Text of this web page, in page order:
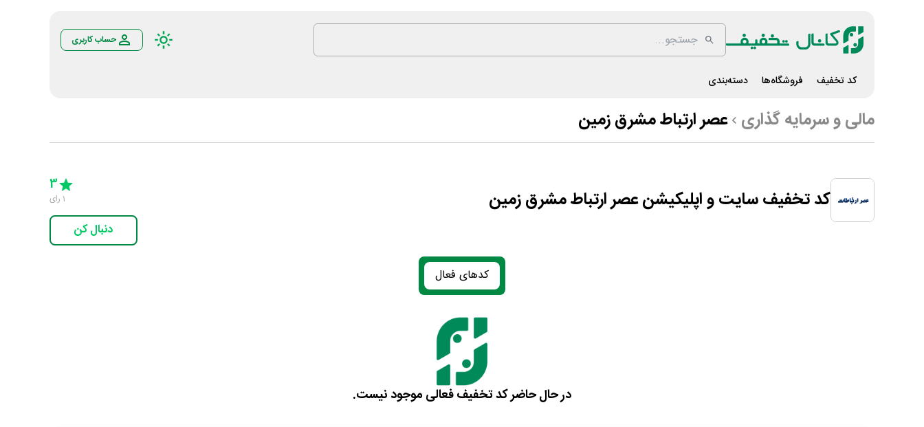
حساب کاربری
کد تخفیف فروشگاه‌ها دسته‌بندی
مالی و سرمایه گذاری عصر ارتباط مشرق زمین
کد تخفیف سایت و اپلیکیشن عصر ارتباط مشرق زمین
5 Stars
3
1 رای
دنبال کن
کدهای فعال
در حال حاضر کد تخفیف فعالی موجود نیست.